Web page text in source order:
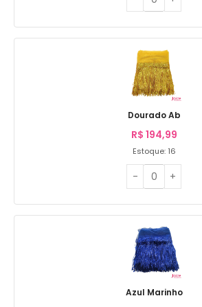
Dourado Ab
R$ 194,99
Estoque: 16
Azul Marinho